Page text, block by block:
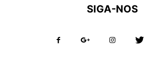
SIGA-NOS